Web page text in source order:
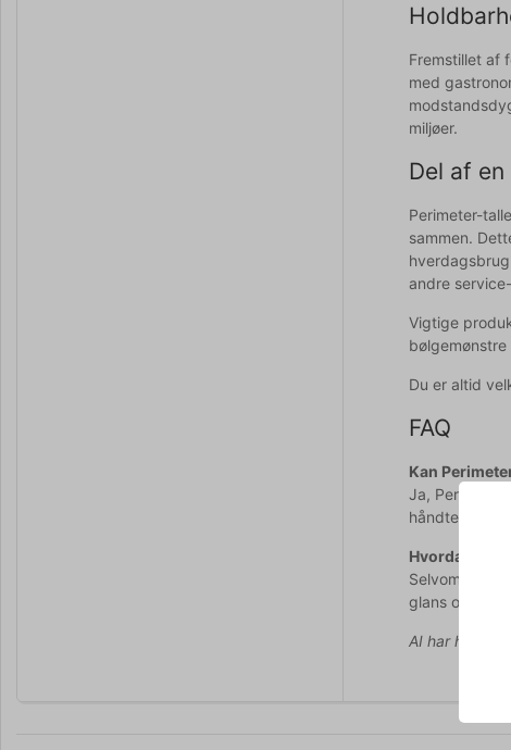
Fremstillet af
med
miljøer.
Del af
Perimeter-
sammen.
andre
Vigtige
Du er altid
FAQ
Kan
Ja,
håndteringen
Hvordan
Selvom
glans og
AI har hjulpet